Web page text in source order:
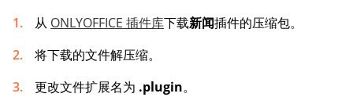
从 ONLYOFFICE 插件库下载新闻插件的压缩包。
将下载的文件解压缩。
更改文件扩展名为 .plugin。